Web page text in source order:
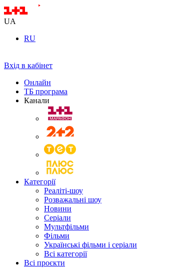
UA
RU
Вхід в кабінет
Онлайн
ТБ програма
Канали
Категорії
Реаліті-шоу
Розважальні шоу
Новини
Серіали
Мультфільми
Фільми
Українські фільми і серіали
Всі категорії
Всі проєкти